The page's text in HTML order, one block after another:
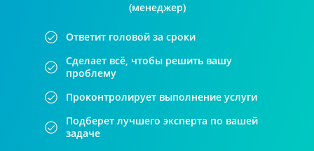
(менеджер)
Ответит головой за сроки
Сделает всё, чтобы решить вашу
проблему
Проконтролирует выполнение услуги
Подберет лучшего эксперта по вашей
задаче